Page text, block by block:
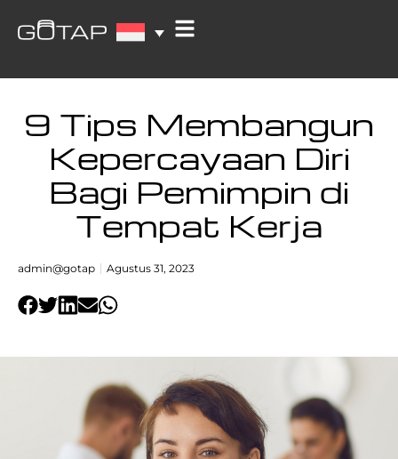
9 Tips Membangun
Kepercayaan Diri
Bagi Pemimpin di
Tempat Kerja
admin@gotap Agustus 31, 2023